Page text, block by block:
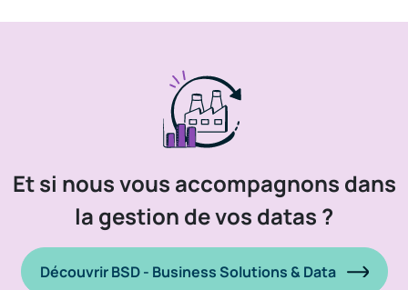
Et si nous vous accompagnons dans
la gestion de vos datas ?
Découvrir BSD - Business Solutions & Data